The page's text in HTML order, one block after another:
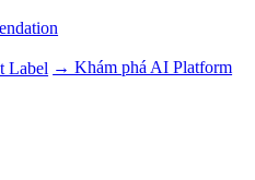
Label → Khám phá AI Platform